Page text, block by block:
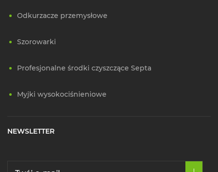
Odkurzacze przemysłowe
Szorowarki
Profesjonalne środki czyszczące Septa
Myjki wysokociśnieniowe
NEWSLETTER